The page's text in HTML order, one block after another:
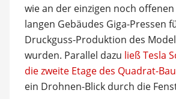
wie an der einzigen noch offenen
langen Gebäudes Giga-Pressen
Druckguss-Produktion des
wurden. Parallel dazu ließ Tesla
die zweite Etage des Quadrat-
ein Drohnen-Blick durch die